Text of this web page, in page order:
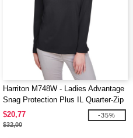
Harriton M748W - Ladies Advantage
Snag Protection Plus IL Quarter-Zip
$20,77
$32,00
-35%